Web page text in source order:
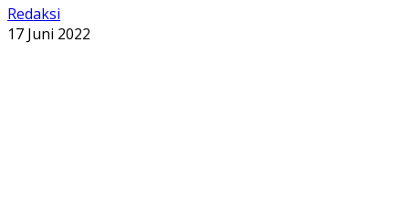
Redaksi
17 Juni 2022